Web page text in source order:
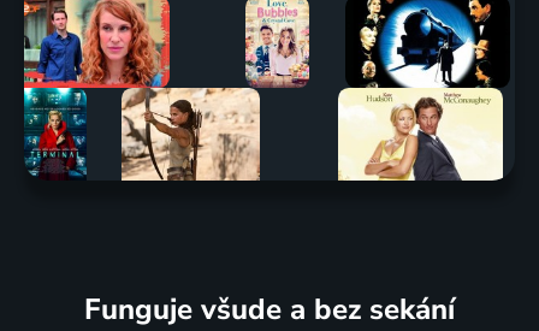
Funguje všude a bez sekání